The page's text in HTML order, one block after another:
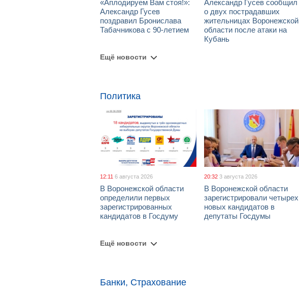
«Аплодируем Вам стоя!»:
Александр Гусев
поздравил Бронислава
Табачникова с 90-летием
Александр Гусев сообщил
о двух пострадавших
жительницах Воронежской
области после атаки на
Кубань
Ещё новости
Политика
12:11 6 августа 2026
В Воронежской области
определили первых
зарегистрированных
кандидатов в Госдуму
20:32 3 августа 2026
В Воронежской области
зарегистрировали четырех
новых кандидатов в
депутаты Госдумы
Ещё новости
Банки, Страхование